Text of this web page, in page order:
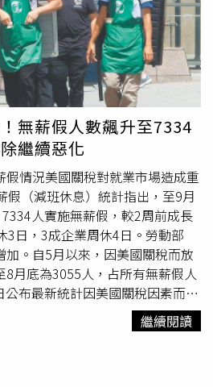
民眾黨在野的團結合作，勇往直
任務。挺過大罷免，接下來要打
贏回人民的信任，2028重返執
在我，但成功一定有我且對國家
參與這次黨主席選舉。」傅崐萁
的鄭麗文、郝龍斌、羅智強、張
是一場君子之爭，爭的是對國對
滿滿的祝福，也冀望新主席能團
民進黨的共同目標。傅崐萁最後
進、為他加油的好朋友們、特別
的殷殷期許，他將與52位黨籍立
作，在立法院顧好人民荷包、制
安全，堅守中華民國，維護兩岸
無薪假人數飆升至7334
繼續惡化
情況美國關稅對就業市場造成重
假（減班休息）統計指出，至9月
人實施無薪假，較2周前成長
3日，3成企業周休4日。勞動部
加。自5月以來，因美國關稅而放
月底為3055人，占所有無薪假人
布最新統計因美國關稅因素而實
85％。實施無薪假的企業集中在製
，且集中於金屬機電工業達231
繼續閱讀